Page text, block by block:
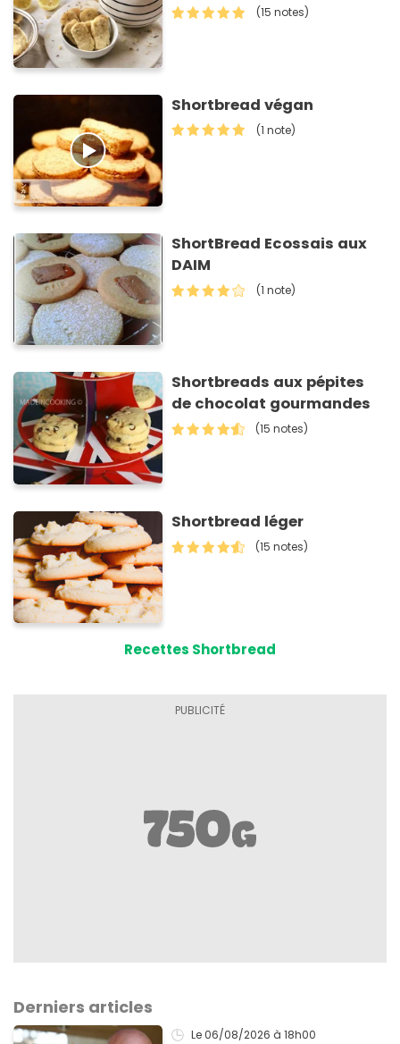
(15 notes)
Shortbread végan
(1 note)
ShortBread Ecossais aux
DAIM
(1 note)
Shortbreads aux pépites
de chocolat gourmandes
(15 notes)
Shortbread léger
(15 notes)
Recettes Shortbread
Derniers articles
Le 06/08/2026 à 18h00